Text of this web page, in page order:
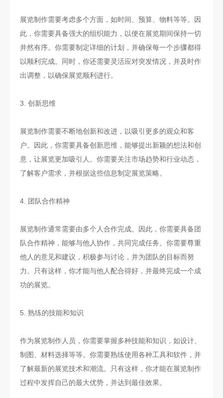
展览制作需要考虑多个方面，如时间、预算、物料等等。因
此，你需要具备强大的组织能力，以便在展览期间保持一切
井然有序。你需要制定详细的计划，并确保每一个步骤都得
以顺利完成。同时，你还需要灵活应对突发情况，并及时作
出调整，以确保展览顺利进行。
3. 创新思维
展览制作需要不断地创新和改进，以吸引更多的观众和客
户。因此，你需要具备创新思维，能够提出新颖的想法和创
意，让展览更加吸引人。你需要关注市场趋势和行业动态，
了解客户需求，并根据这些信息制定展览策略。
4. 团队合作精神
展览制作通常需要由多个人合作完成。因此，你需要具备团
队合作精神，能够与他人协作，共同完成任务。你需要尊重
他人的意见和建议，积极参与讨论，并为团队的目标而努
力。只有这样，你才能与他人配合得好，并最终完成一个成
功的展览。
5. 熟练的技能和知识
作为展览制作人员，你需要掌握多种技能和知识，如设计、
制图、材料选择等等。你需要熟练使用各种工具和软件，并
了解最新的展览技术和潮流。只有这样，你才能在展览制作
过程中发挥自己的最大优势，并达到最佳效果。